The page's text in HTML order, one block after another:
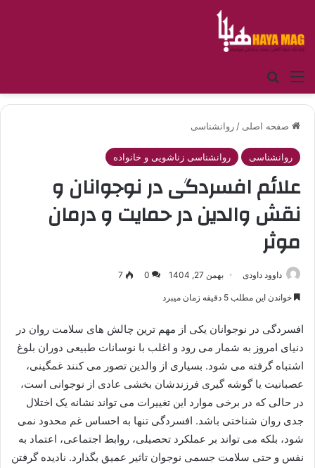
منو
صفحه اصلی / روانشناسی
روانشناسی روانشناسی زناشویی و خانواده
علائم افسردگی در نوجوانان و
نقش والدین در حمایت و درمان
موثر
داوود داودی بهمن 27, 1404 0
7
خواندن این مطلب 5 دقیقه زمان میبرد
افسردگی در نوجوانان یکی از مهم ترین چالش های سلامت روان در
دنیای امروز به شمار می رود و اغلب با نوسانات طبیعی دوران بلوغ
اشتباه گرفته می شود. بسیاری از والدین تصور می کنند غمگینی،
عصبانیت یا گوشه گیری فرزندشان بخشی عادی از نوجوانی است،
در حالی که در برخی موارد این تغییرات می تواند نشانه یک اختلال
جدی روان شناختی باشد. افسردگی تنها به احساس غم محدود نمی
شود، بلکه می تواند بر عملکرد تحصیلی، روابط اجتماعی، اعتماد به
نفس و حتی سلامت جسمی نوجوان تاثیر عمیق بگذارد. نادیده گرفتن